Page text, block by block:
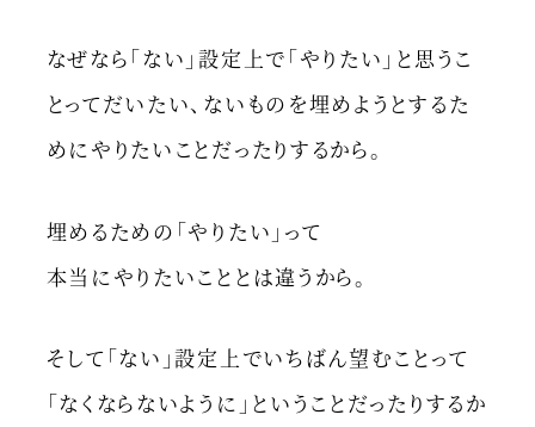
なぜなら「ない」設定上で「やりたい」と思うこ
とってだいたい、ないものを埋めようとするた
めにやりたいことだったりするから。
埋めるための「やりたい」って
本当にやりたいこととは違うから。
そして「ない」設定上でいちばん望むことって
「なくならないように」ということだったりするか